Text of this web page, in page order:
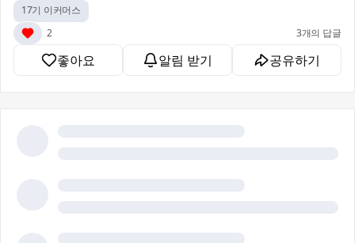
17기 이커머스
2
3개의 답글
좋아요 알림 받기 공유하기